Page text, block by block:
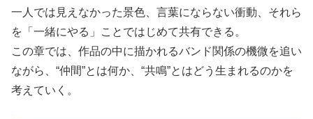
一人では見えなかった景色、言葉にならない衝動、それら
を「一緒にやる」ことではじめて共有できる。
この章では、作品の中に描かれるバンド関係の機微を追い
ながら、“仲間”とは何か、“共鳴”とはどう生まれるのかを
考えていく。